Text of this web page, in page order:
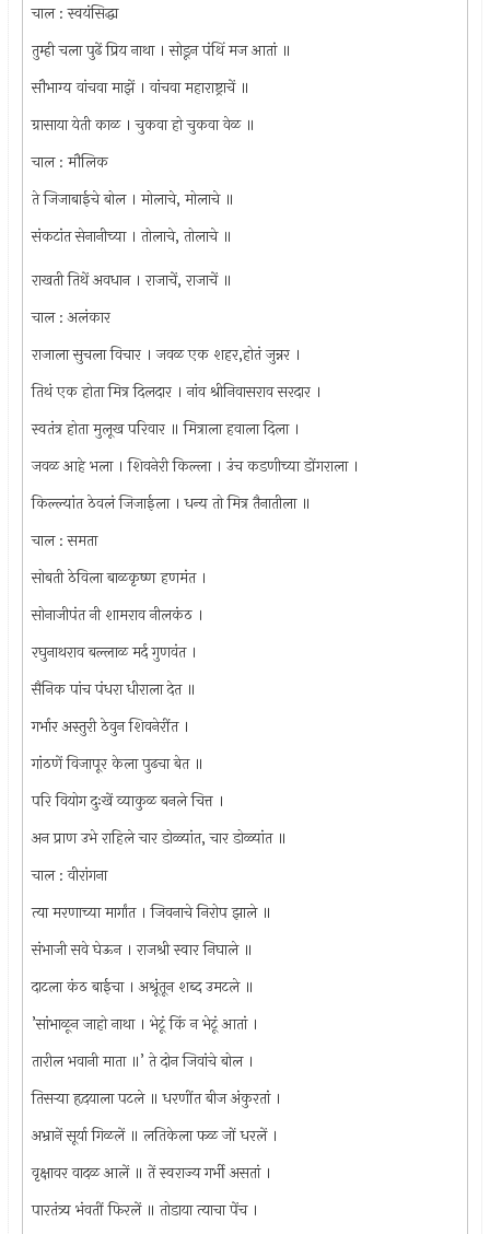
चाल : स्वयंसिद्धा
तुम्ही चला पुढें प्रिय नाथा । सोडून पंथिं मज आतां ॥
सौभाग्य वांचवा माझें । वांचवा महाराष्ट्राचें ॥
ग्रासाया येती काळ । चुकवा हो चुकवा वेळ ॥
चाल : मौलिक
ते जिजाबाईचे बोल । मोलाचे, मोलाचे ॥
संकटांत सेनानीच्या । तोलाचे, तोलाचे ॥
राखती तिथें अवधान । राजाचें, राजाचें ॥
चाल : अलंकार
राजाला सुचला विचार । जवळ एक शहर,होतं जुन्नर ।
तिथं एक होता मित्र दिलदार । नांव श्रीनिवासराव सरदार ।
स्वतंत्र होता मुलूख परिवार ॥ मित्राला हवाला दिला ।
जवळ आहे भला । शिवनेरी किल्ला । उंच कडणीच्या डोंगराला ।
किल्ल्यांत ठेवलं जिजाईला । धन्य तो मित्र तैनातीला ॥
चाल : समता
सोबती ठेविला बाळकृष्ण हणमंत ।
सोनाजीपंत नी शामराव नीलकंठ ।
रघुनाथराव बल्लाळ मर्द गुणवंत ।
सैनिक पांच पंधरा धीराला देत ॥
गर्भार अस्तुरी ठेवुन शिवनेरींत ।
गांठणें विजापूर केला पुढचा बेत ॥
परि वियोग दुःखें व्याकुळ बनले चित्त ।
अन प्राण उभे राहिले चार डोळ्यांत, चार डोळ्यांत ॥
चाल : वीरांगना
त्या मरणाच्या मार्गांत । जिवनाचे निरोप झाले ॥
संभाजी सवे घेऊन । राजश्री स्वार निघाले ॥
दाटला कंठ बाईचा । अश्रूंतून शब्द उमटले ॥
’सांभाळून जाहो नाथा । भेटूं किं न भेटूं आतां ।
तारील भवानी माता ॥’ ते दोन जिवांचे बोल ।
तिसर्‍या हृदयाला पटले ॥ धरणींत बीज अंकुरतां ।
अभ्रानें सूर्या गिळलें ॥ लतिकेला फळ जों धरलें ।
वृक्षावर वादळ आलें ॥ तें स्वराज्य गर्भी असतां ।
पारतंत्र्य भंवतीं फिरलें ॥ तोडाया त्याचा पेंच ।